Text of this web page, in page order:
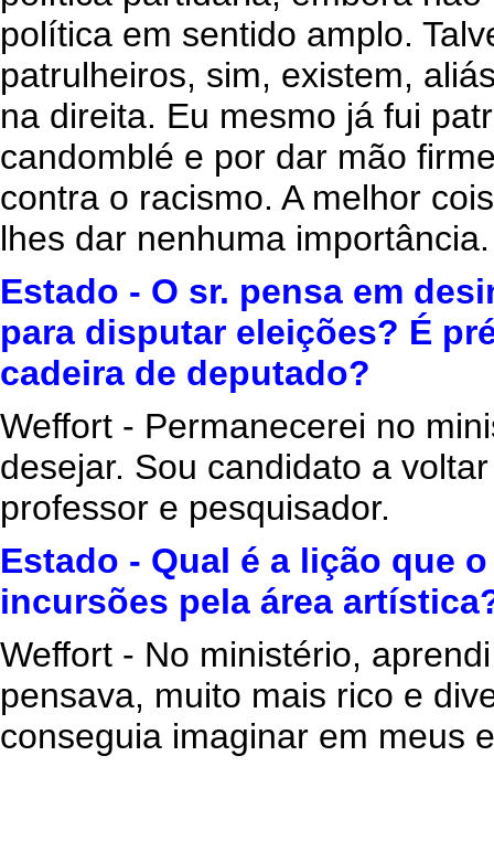
política em sentido amplo.
patrulheiros, sim, existem,
na direita. Eu mesmo já fui
candomblé e por dar mão
contra o racismo. A melhor
lhes dar nenhuma importância.
Estado - O sr. pensa em
para disputar eleições? É
cadeira de deputado?
Weffort - Permanecerei no
desejar. Sou candidato a
professor e pesquisador.
Estado - Qual é a lição que
incursões pela área
Weffort - No ministério,
pensava, muito mais rico e
conseguia imaginar em meus